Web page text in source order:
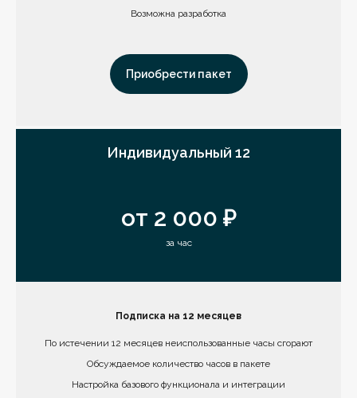
Возможна разработка
Приобрести пакет
Индивидуальный 12
от 2 000 ₽
за час
Подписка на 12 месяцев
По истечении 12 месяцев неиспользованные часы сгорают
Обсуждаемое количество часов в пакете
Настройка базового функционала и интеграции